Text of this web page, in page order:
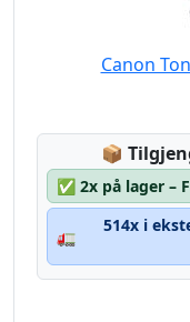
Canon
📦
✅ 2x på lager –
🚛
514x i